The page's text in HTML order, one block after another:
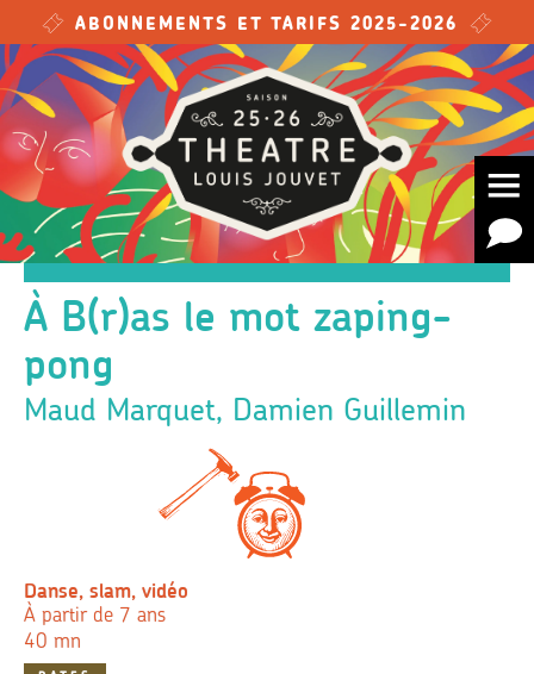
Skip to main content
ABONNEMENTS ET TARIFS 2025-2026
À B(r)as le mot zaping-
pong
Maud Marquet, Damien Guillemin
Danse, slam, vidéo
À partir de 7 ans
40 mn